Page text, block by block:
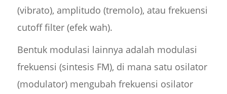
(vibrato), amplitudo (tremolo), atau frekuensi
cutoff filter (efek wah).
Bentuk modulasi lainnya adalah modulasi
frekuensi (sintesis FM), di mana satu osilator
(modulator) mengubah frekuensi osilator